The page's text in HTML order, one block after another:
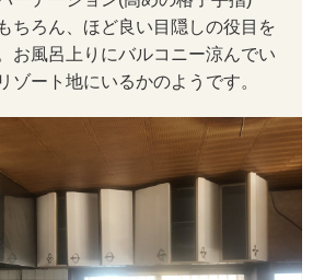
ちろん、ほど良い目隠しの役目を
お風呂上りにバルコニー涼んでい
ゾート地にいるかのようです。